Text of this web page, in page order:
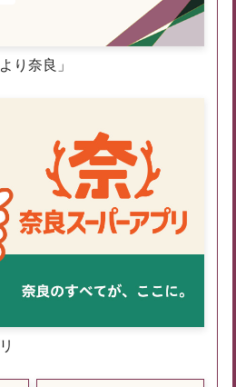
り奈良」